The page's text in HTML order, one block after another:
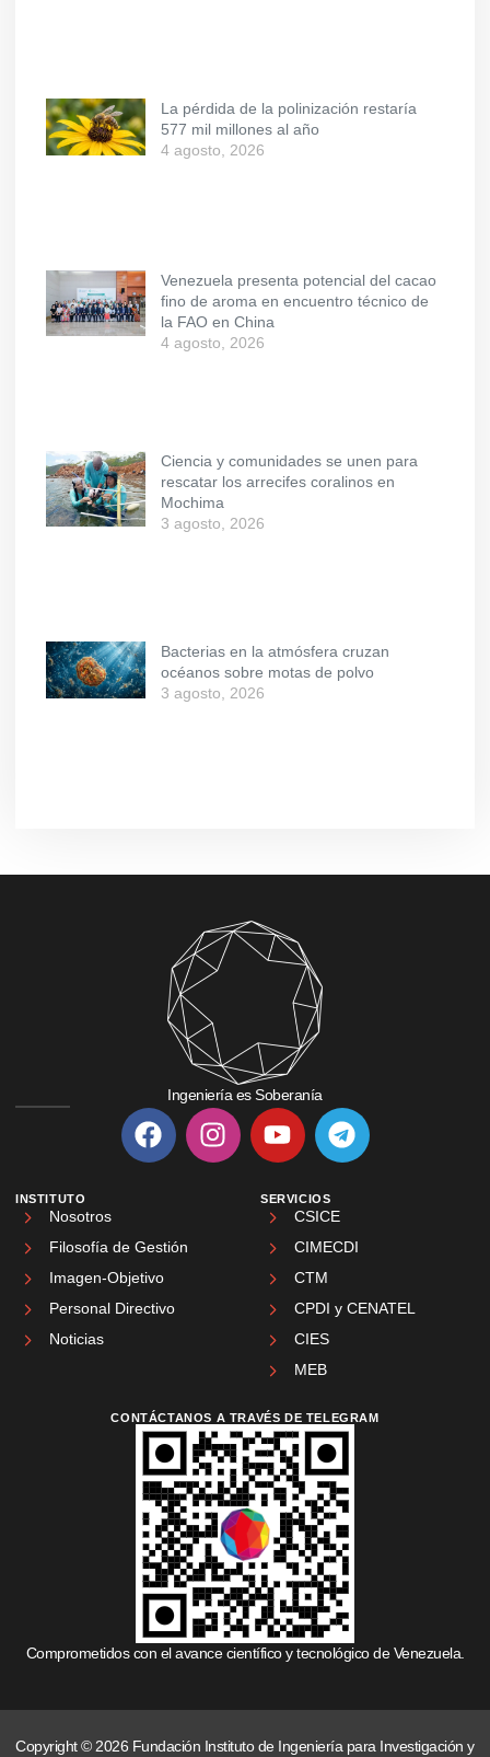
La pérdida de la polinización restaría
577 mil millones al año
4 agosto, 2026
Venezuela presenta potencial del cacao
fino de aroma en encuentro técnico de
la FAO en China
4 agosto, 2026
Ciencia y comunidades se unen para
rescatar los arrecifes coralinos en
Mochima
3 agosto, 2026
Bacterias en la atmósfera cruzan
océanos sobre motas de polvo
3 agosto, 2026
Ingeniería es Soberanía
INSTITUTO
Nosotros
Filosofía de Gestión
Imagen-Objetivo
Personal Directivo
Noticias
SERVICIOS
CSICE
CIMECDI
CTM
CPDI y CENATEL
CIES
MEB
CONTÁCTANOS A TRAVÉS DE TELEGRAM
Comprometidos con el avance científico y tecnológico de Venezuela.
Copyright © 2026 Fundación Instituto de Ingeniería para Investigación y